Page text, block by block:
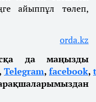
айыппұл төлеп,
orda.kz
да маңызды
, Telеgram, facebook,